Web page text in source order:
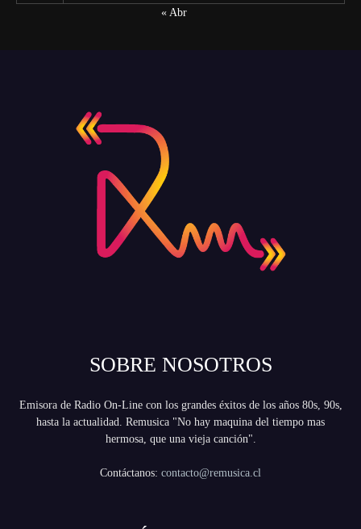
« Abr
SOBRE NOSOTROS
Emisora de Radio On-Line con los grandes éxitos de los años 80s, 90s,
hasta la actualidad. Remusica "No hay maquina del tiempo mas
hermosa, que una vieja canción".
Contáctanos: contacto@remusica.cl